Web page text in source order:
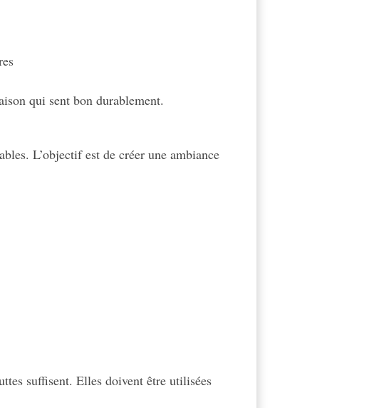
qui sent bon durablement.
L’objectif est de créer une ambiance
suffisent. Elles doivent être utilisées